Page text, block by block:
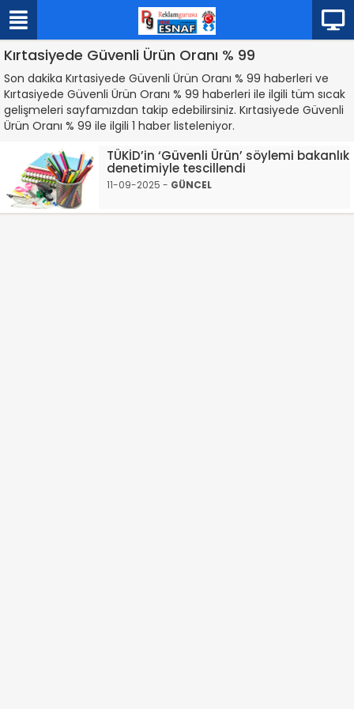
Kırtasiyede Güvenli Ürün Oranı % 99
Son dakika Kırtasiyede Güvenli Ürün Oranı % 99 haberleri ve
Kırtasiyede Güvenli Ürün Oranı % 99 haberleri ile ilgili tüm sıcak
gelişmeleri sayfamızdan takip edebilirsiniz. Kırtasiyede Güvenli
Ürün Oranı % 99 ile ilgili 1 haber listeleniyor.
TÜKİD’in ‘Güvenli Ürün’ söylemi bakanlık
denetimiyle tescillendi
11-09-2025 - GÜNCEL